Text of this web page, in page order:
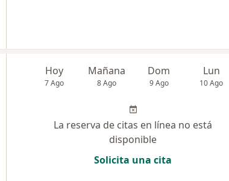
Hoy
7 Ago
Mañana
8 Ago
Dom
9 Ago
Lun
10 Ago
La reserva de citas en línea no está
disponible
Solicita una cita